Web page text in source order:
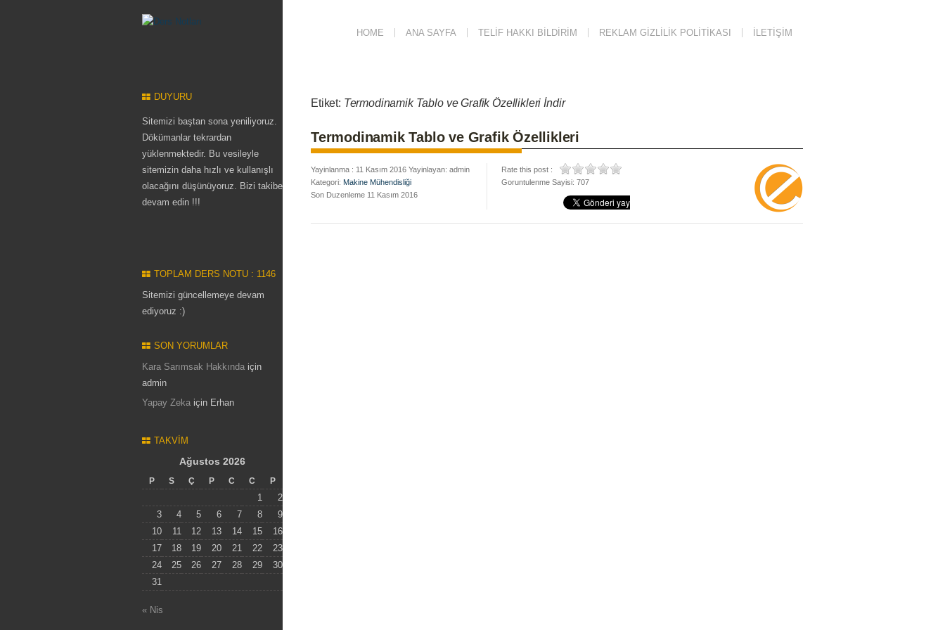
HOME ANA SAYFA TELIF HAKKI BILDIRIM REKLAM GIZLILIK POLITIKASI İLETIŞIM
Etiket: Termodinamik Tablo ve Grafik Özellikleri İndir
Termodinamik Tablo ve Grafik Özellikleri
Yayinlanma : 11 Kasım 2016 Yayinlayan: admin
Kategori: Makine Mühendisliği
Son Duzenleme 11 Kasım 2016
Rate this post :
Goruntulenme Sayisi: 707
DUYURU
Sitemizi baştan sona yeniliyoruz.
Dökümanlar tekrardan
yüklenmektedir. Bu vesileyle
sitemizin daha hızlı ve kullanışlı
olacağını düşünüyoruz. Bizi takibe
devam edin !!!
TOPLAM DERS NOTU : 1146
Sitemizi güncellemeye devam
ediyoruz :)
SON YORUMLAR
Kara Sarımsak Hakkında için
admin
Yapay Zeka için Erhan
TAKVIM
Ağustos 2026
P S Ç P C C P
1
2
3
4 5 6 7 8
9
10
11 12 13 14 15
16
17
18 19 20 21 22
23
24
25 26 27 28 29
30
31
« Nis